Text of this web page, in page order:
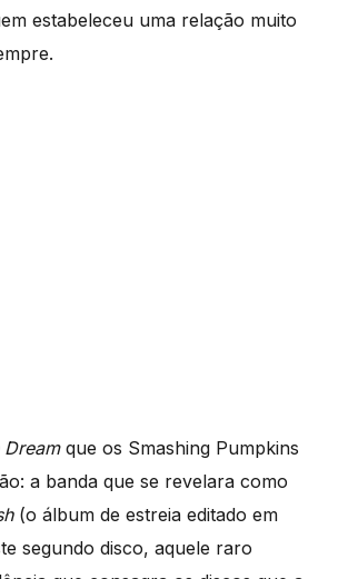
estabeleceu uma relação muito
Dreamque os Smashing Pumpkins
a banda que se revelara como
(o álbum de estreia editado em
segundo disco, aquele raro